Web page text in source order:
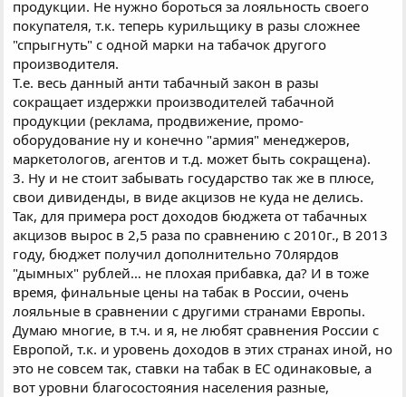
продукции. Не нужно бороться за лояльность своего
покупателя, т.к. теперь курильщику в разы сложнее
"спрыгнуть" с одной марки на табачок другого
производителя.
Т.е. весь данный анти табачный закон в разы
сокращает издержки производителей табачной
продукции (реклама, продвижение, промо-
оборудование ну и конечно "армия" менеджеров,
маркетологов, агентов и т.д. может быть сокращена).
3. Ну и не стоит забывать государство так же в плюсе,
свои дивиденды, в виде акцизов не куда не делись.
Так, для примера рост доходов бюджета от табачных
акцизов вырос в 2,5 раза по сравнению с 2010г., В 2013
году, бюджет получил дополнительно 70лярдов
"дымных" рублей… не плохая прибавка, да? И в тоже
время, финальные цены на табак в России, очень
лояльные в сравнении с другими странами Европы.
Думаю многие, в т.ч. и я, не любят сравнения России с
Европой, т.к. и уровень доходов в этих странах иной, но
это не совсем так, ставки на табак в ЕС одинаковые, а
вот уровни благосостояния населения разные,